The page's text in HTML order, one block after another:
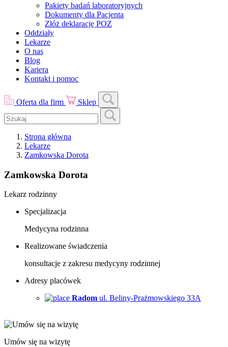
Pakiety badań laboratoryjnych
Dokumenty dla Pacjenta
Złóż deklarację POZ
Oddziały
Lekarze
O nas
Blog
Kariera
Kontakt i pomoc
Oferta dla firm Sklep
Strona główna
Lekarze
Zamkowska Dorota
Zamkowska Dorota
Lekarz rodzinny
Specjalizacja
Medycyna rodzinna
Realizowane świadczenia
konsultacje z zakresu medycyny rodzinnej
Adresy placówek
Radom ul. Beliny-Prażmowskiego 33A
Umów się na wizytę